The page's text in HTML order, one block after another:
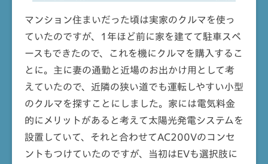
マンション住まいだった頃は実家のクルマを使っ
ていたのですが、1年ほど前に家を建てて駐車スペ
ースもできたので、これを機にクルマを購入するこ
とに。主に妻の通勤と近場のお出かけ用として考
えていたので、近隣の狭い道でも運転しやすい小型
のクルマを探すことにしました。家には電気料金
的にメリットがあると考えて太陽光発電システムを
設置していて、それと合わせてAC200Vのコンセ
ントもつけていたのですが、当初はEVも選択肢に